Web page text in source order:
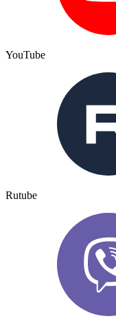
YouTube
Rutube